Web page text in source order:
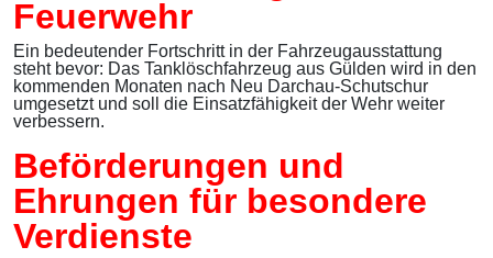
Feuerwehr
Ein bedeutender Fortschritt in der Fahrzeugausstattung
steht bevor: Das Tanklöschfahrzeug aus Gülden wird in den
kommenden Monaten nach Neu Darchau-Schutschur
umgesetzt und soll die Einsatzfähigkeit der Wehr weiter
verbessern.
Beförderungen und
Ehrungen für besondere
Verdienste